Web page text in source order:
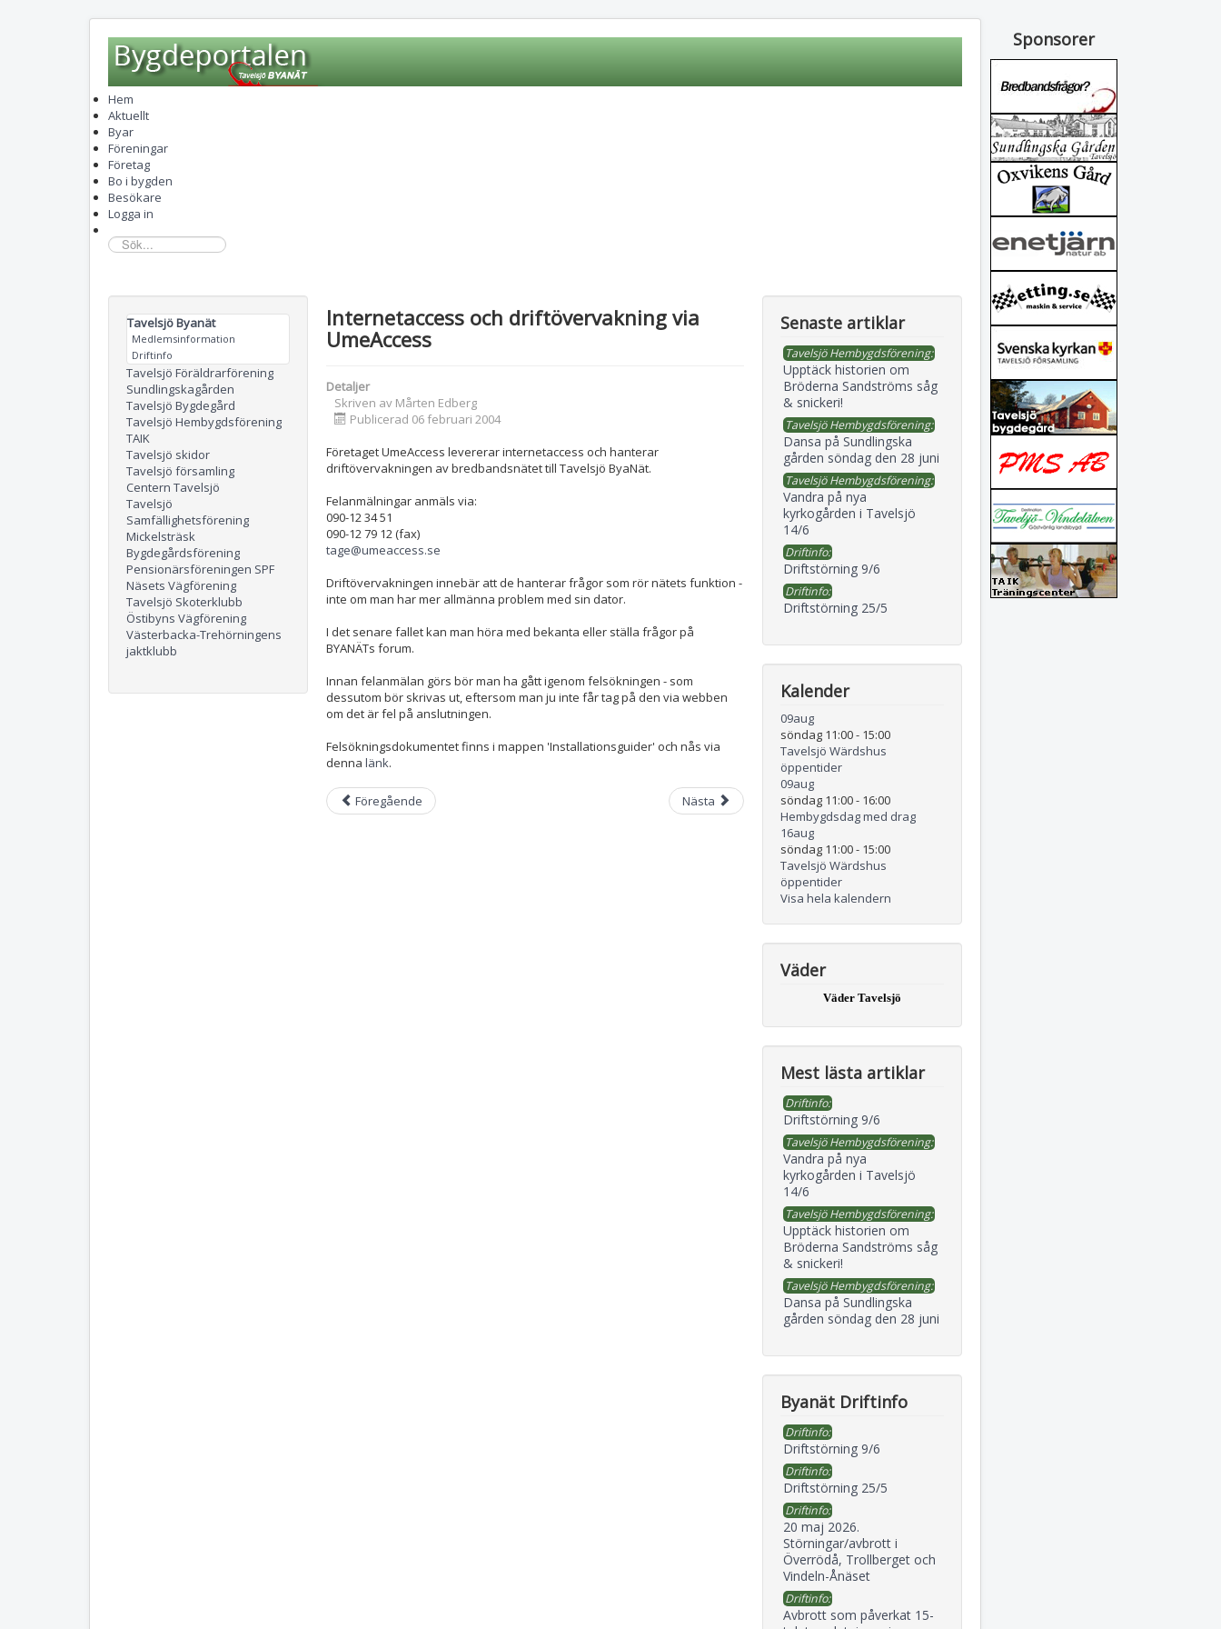
Hem
Aktuellt
Byar
Föreningar
Företag
Bo i bygden
Besökare
Logga in
sök...
Tavelsjö Byanät
Medlemsinformation
Driftinfo
Tavelsjö Föräldrarförening
Sundlingskagården
Tavelsjö Bygdegård
Tavelsjö Hembygdsförening
TAIK
Tavelsjö skidor
Tavelsjö församling
Centern Tavelsjö
Tavelsjö
Samfällighetsförening
Mickelsträsk
Bygdegårdsförening
Pensionärsföreningen SPF
Näsets Vägförening
Tavelsjö Skoterklubb
Östibyns Vägförening
Västerbacka-Trehörningens
jaktklubb
Internetaccess och driftövervakning via
UmeAccess
Detaljer
Skriven av Mårten Edberg
Publicerad 06 februari 2004
Företaget UmeAccess levererar internetaccess och hanterar
driftövervakningen av bredbandsnätet till Tavelsjö ByaNät.
Felanmälningar anmäls via:
090-12 34 51
090-12 79 12 (fax)
tage@umeaccess.se
Driftövervakningen innebär att de hanterar frågor som rör nätets funktion -
inte om man har mer allmänna problem med sin dator.
I det senare fallet kan man höra med bekanta eller ställa frågor på
BYANÄTs forum.
Innan felanmälan görs bör man ha gått igenom felsökningen - som
dessutom bör skrivas ut, eftersom man ju inte får tag på den via webben
om det är fel på anslutningen.
Felsökningsdokumentet finns i mappen 'Installationsguider' och nås via
denna länk.
Föregående Nästa
Senaste artiklar
Tavelsjö Hembygdsförening:
Upptäck historien om
Bröderna Sandströms såg
& snickeri!
Tavelsjö Hembygdsförening:
Dansa på Sundlingska
gården söndag den 28 juni
Tavelsjö Hembygdsförening:
Vandra på nya
kyrkogården i Tavelsjö
14/6
Driftinfo:
Driftstörning 9/6
Driftinfo:
Driftstörning 25/5
Kalender
09aug
söndag 11:00- 15:00
Tavelsjö Wärdshus
öppentider
09aug
söndag 11:00- 16:00
Hembygdsdag med drag
16aug
söndag 11:00- 15:00
Tavelsjö Wärdshus
öppentider
Visa hela kalendern
Väder
Väder Tavelsjö
Mest lästa artiklar
Driftinfo:
Driftstörning 9/6
Tavelsjö Hembygdsförening:
Vandra på nya
kyrkogården i Tavelsjö
14/6
Tavelsjö Hembygdsförening:
Upptäck historien om
Bröderna Sandströms såg
& snickeri!
Tavelsjö Hembygdsförening:
Dansa på Sundlingska
gården söndag den 28 juni
Byanät Driftinfo
Driftinfo:
Driftstörning 9/6
Driftinfo:
Driftstörning 25/5
Driftinfo:
20 maj 2026.
Störningar/avbrott i
Överrödå, Trollberget och
Vindeln-Ånäset
Driftinfo:
Avbrott som påverkat 15-
Sponsorer